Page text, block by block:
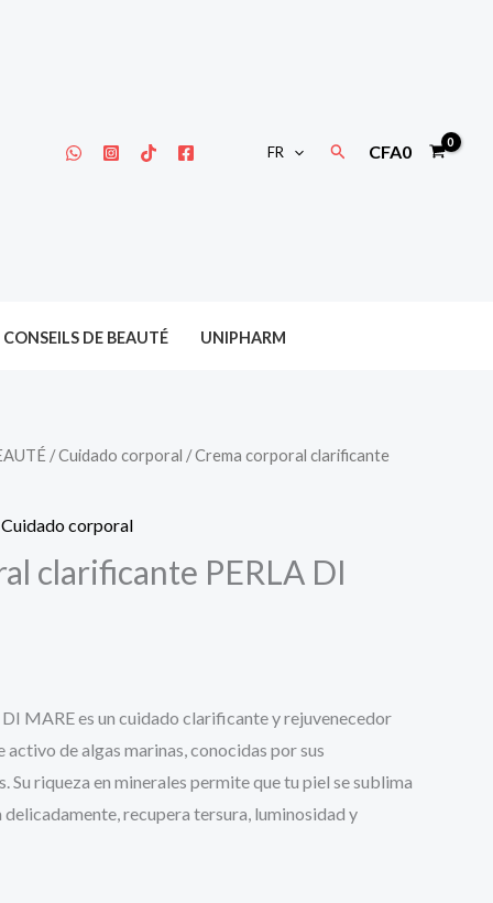
FR Rechercher
CFA0
CONSEILS DE BEAUTÉ UNIPHARM
/Cuidado corporal / Crema corporal clarificante
Cuidado corporal
clarificante PERLA DI
MARE es un cuidado clarificante y rejuvenecedor
de algas marinas, conocidas por sus
Su riqueza en minerales permite que tu piel se sublima
recupera tersura, luminosidad y